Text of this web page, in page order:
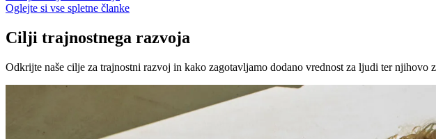
Oglejte si vse spletne članke
Cilji trajnostnega razvoja
Odkrijte naše cilje za trajnostni razvoj in kako zagotavljamo dodano vrednost za ljudi ter njihovo